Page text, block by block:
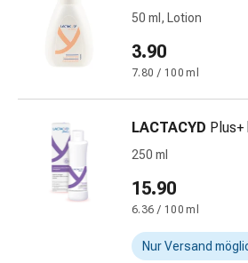
Ohrenpflege
Augenentzündungen
Augenverbände
Augenhygiene
&
Herztherapie
Kompressions-
Kreislaufbeschwerden
50 ml, Lotion
3.90
7.80 / 100 ml
LACTACYD Plus+
250 ml
15.90
6.36 / 100 ml
Nur Versand